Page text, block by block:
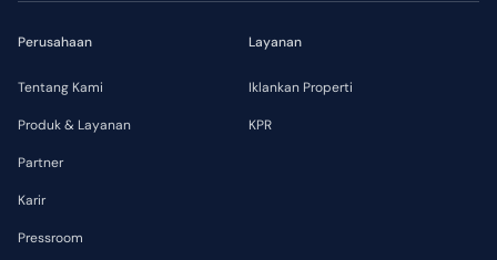
Perusahaan
Tentang Kami
Produk & Layanan
Partner
Karir
Pressroom
Layanan
Iklankan Properti
KPR